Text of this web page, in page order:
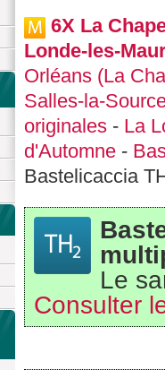
6X La
Londe-les-
Orléans (La
Salles-la-
originales - La
d'Automne -
Bastelicaccia
Le
Consulter